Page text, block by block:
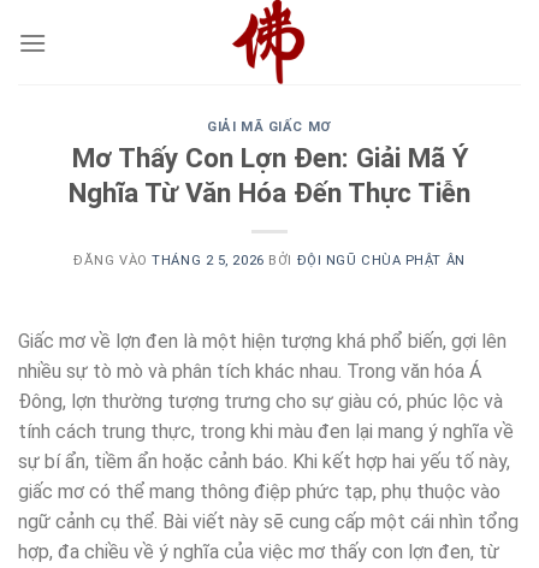
qua
GIẢI MÃ GIẤC MƠ
Mơ Thấy Con Lợn Đen: Giải Mã Ý
Nghĩa Từ Văn Hóa Đến Thực Tiễn
ĐĂNG VÀOTHÁNG 2 5, 2026 BỞI ĐỘI NGŨ CHÙA PHẬT ÂN
Giấc mơ về lợn đen là một hiện tượng khá phổ biến, gợi lên
nhiều sự tò mò và phân tích khác nhau. Trong văn hóa Á
Đông, lợn thường tượng trưng cho sự giàu có, phúc lộc và
tính cách trung thực, trong khi màu đen lại mang ý nghĩa về
sự bí ẩn, tiềm ẩn hoặc cảnh báo. Khi kết hợp hai yếu tố này,
giấc mơ có thể mang thông điệp phức tạp, phụ thuộc vào
ngữ cảnh cụ thể. Bài viết này sẽ cung cấp một cái nhìn tổng
hợp, đa chiều về ý nghĩa của việc mơ thấy con lợn đen, từ